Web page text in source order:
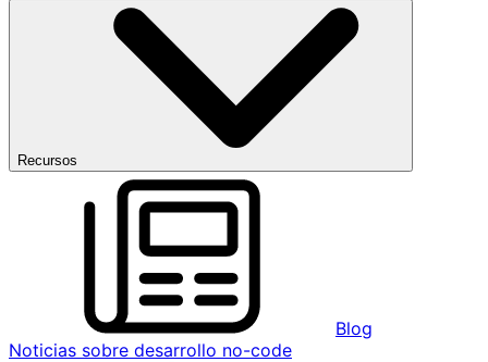
Recursos
Blog
Noticias sobre desarrollo no-code